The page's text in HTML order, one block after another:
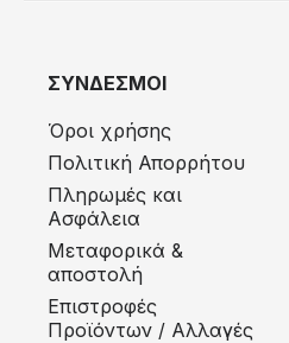
ΣΥΝΔΕΣΜΟΙ
Όροι χρήσης
Πολιτική Απορρήτου
Πληρωμές και
Ασφάλεια
Μεταφορικά &
αποστολή
Eπιστροφές
Προϊόντων / Αλλαγές